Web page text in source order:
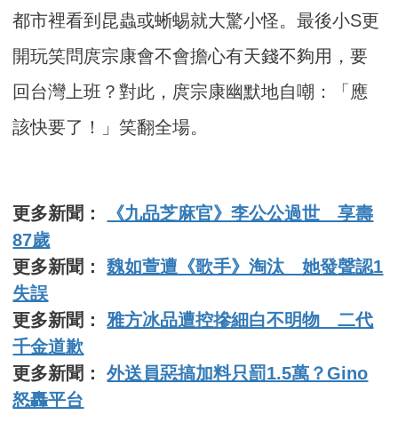
都市裡看到昆蟲或蜥蜴就大驚小怪。最後小S更
開玩笑問庹宗康會不會擔心有天錢不夠用，要
回台灣上班？對此，庹宗康幽默地自嘲：「應
該快要了！」笑翻全場。
更多新聞：
《九品芝麻官》李公公過世 享壽
87歲
更多新聞：魏如萱遭《歌手》淘汰 她發聲認1
失誤
更多新聞：雅方冰品遭控摻細白不明物 二代
千金道歉
更多新聞：外送員惡搞加料只罰1.5萬？Gino
怒轟平台